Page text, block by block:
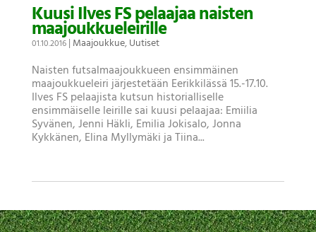
Kuusi Ilves FS pelaajaa naisten
maajoukkueleirille
01.10.2016| Maajoukkue,Uutiset
Naisten futsalmaajoukkueen ensimmäinen
maajoukkueleiri järjestetään Eerikkilässä 15.-17.10.
Ilves FS pelaajista kutsun historialliselle
ensimmäiselle leirille sai kuusi pelaajaa: Emiilia
Syvänen, Jenni Häkli, Emilia Jokisalo, Jonna
Kykkänen, Elina Myllymäki ja Tiina...